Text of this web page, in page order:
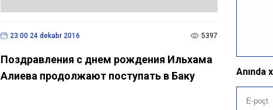
23:00 24 dekabr 2016 5397
Поздравления с днем рождения Ильхама
Алиева продолжают поступать в Баку
Anında